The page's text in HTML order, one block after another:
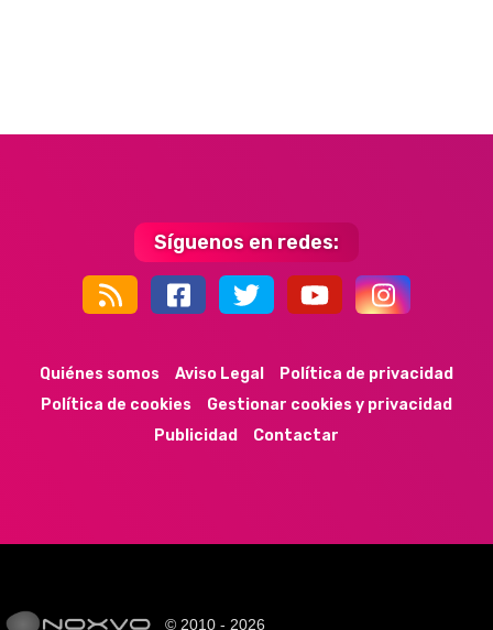
Síguenos en redes:
44k 9k 35k 352
Quiénes somos Aviso Legal
Política de privacidad
Política de cookies
Gestionar cookies y privacidad
Publicidad
Contactar
© 2010 - 2026